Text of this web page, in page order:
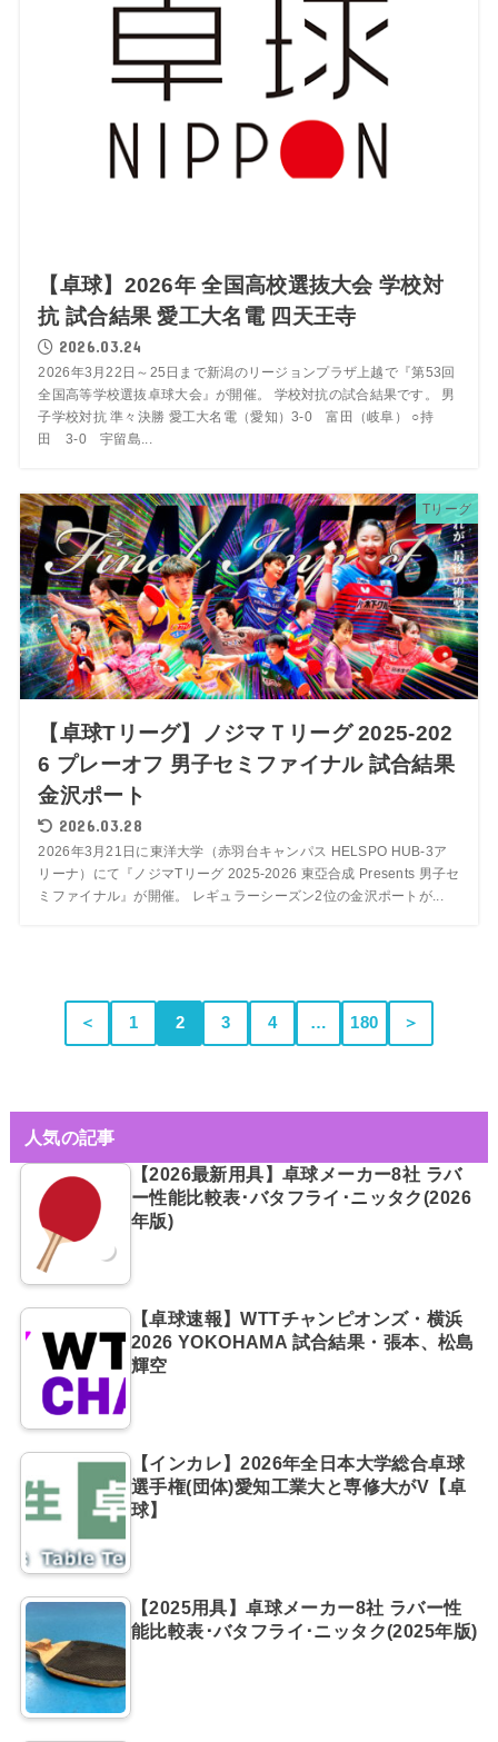
【卓球】2026年 全国高校選抜大会 学校対
抗 試合結果 愛工大名電 四天王寺
2026.03.24
2026年3月22日～25日まで新潟のリージョンプラザ上越で『第53回
全国高等学校選抜卓球大会』が開催。 学校対抗の試合結果です。 男
子学校対抗 準々決勝 愛工大名電（愛知）3-0 富田（岐阜） ○持
田 3-0 宇留島...
Tリーグ
【卓球Tリーグ】ノジマＴリーグ 2025-202
6 プレーオフ 男子セミファイナル 試合結果
金沢ポート
2026.03.28
2026年3月21日に東洋大学（赤羽台キャンパス HELSPO HUB-3ア
リーナ）にて『ノジマTリーグ 2025-2026 東亞合成 Presents 男子セ
ミファイナル』が開催。 レギュラーシーズン2位の金沢ポートが...
＜ 1 2 3 4 … 180 ＞
人気の記事
【2026最新用具】卓球メーカー8社 ラバ
ー性能比較表･バタフライ･ニッタク(2026
年版)
【卓球速報】WTTチャンピオンズ・横浜
2026 YOKOHAMA 試合結果・張本、松島
輝空
【インカレ】2026年全日本大学総合卓球
選手権(団体)愛知工業大と専修大がV【卓
球】
【2025用具】卓球メーカー8社 ラバー性
能比較表･バタフライ･ニッタク(2025年版)